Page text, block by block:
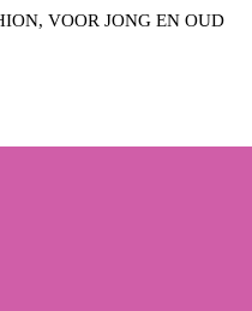
VOOR JONG EN OUD